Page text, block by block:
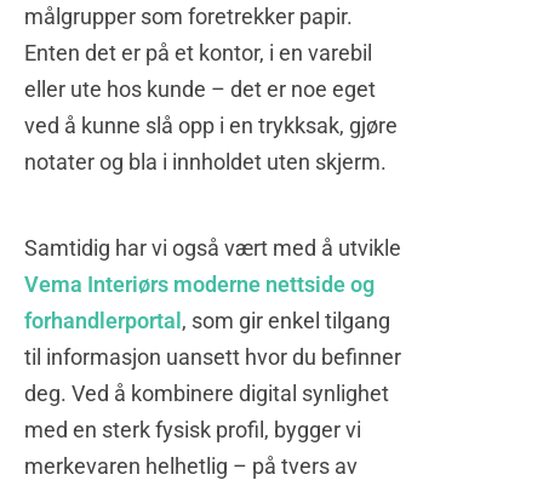
målgrupper som foretrekker papir.
Enten det er på et kontor, i en varebil
eller ute hos kunde – det er noe eget
ved å kunne slå opp i en trykksak, gjøre
notater og bla i innholdet uten skjerm.
Samtidig har vi også vært med å utvikle
Vema Interiørs moderne nettside og
forhandlerportal, som gir enkel tilgang
til informasjon uansett hvor du befinner
deg. Ved å kombinere digital synlighet
med en sterk fysisk profil, bygger vi
merkevaren helhetlig – på tvers av